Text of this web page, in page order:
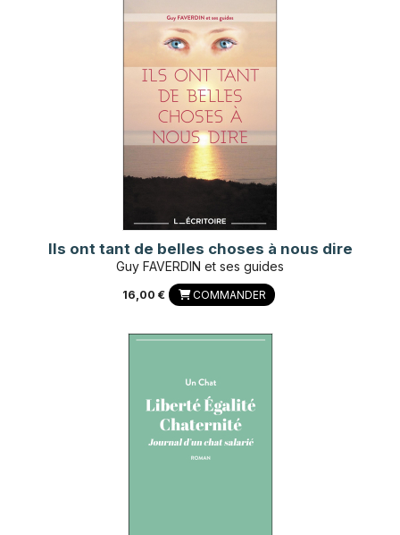
Ils ont tant de belles choses à nous dire
Guy FAVERDIN et ses guides
16,00 € COMMANDER